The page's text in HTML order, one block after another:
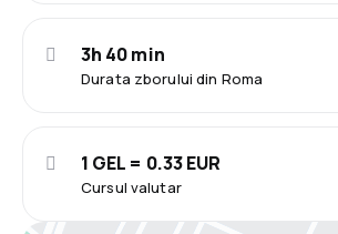
Durata zborului din Roma
3h 40 min
Cursul valutar
1 GEL = 0.33 EUR